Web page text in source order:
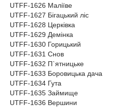
UTFF-1626 Маліїве
UTFF-1627 Бігацький ліс
UTFF-1628 Церківка
UTFF-1629 Демінка
UTFF-1630 Горицький
UTFF-1631 Снов
UTFF-1632 П`ятницьке
UTFF-1633 Боровицька дача
UTFF-1634 Гута
UTFF-1635 Займище
UTFF-1636 Вершини